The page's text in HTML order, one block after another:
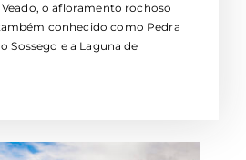
o afloramento rochoso
conhecido como Pedra
Sossego e a Laguna de